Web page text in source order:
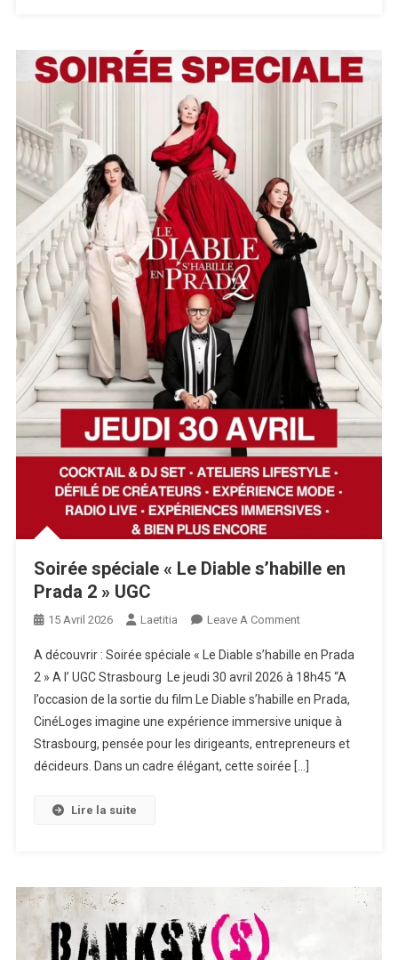
Soirée spéciale « Le Diable s’habille en
Prada 2 » UGC
15 Avril 2026 Laetitia Leave A CommentOn
Spéciale
« Le
Diable
S’habille
En
Prada
A découvrir : Soirée spéciale « Le Diable s’habille en Prada
2 » A l’ UGC Strasbourg Le jeudi 30 avril 2026 à 18h45 “A
l’occasion de la sortie du film Le Diable s’habille en Prada,
CinéLoges imagine une expérience immersive unique à
Strasbourg, pensée pour les dirigeants, entrepreneurs et
décideurs. Dans un cadre élégant, cette soirée […]
Lire la suite